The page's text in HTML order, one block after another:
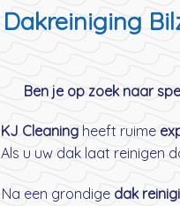
Dakreiniging
Ben je op zoek naar
KJ Cleaning heeft ruime
Als u uw dak laat reinigen
Na een grondige dak